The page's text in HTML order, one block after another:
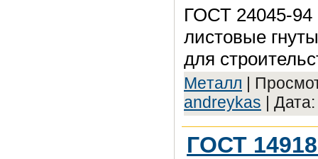
ГОСТ 24045-
листовые
для
Meтaлл |
andreykas |
ГОСТ